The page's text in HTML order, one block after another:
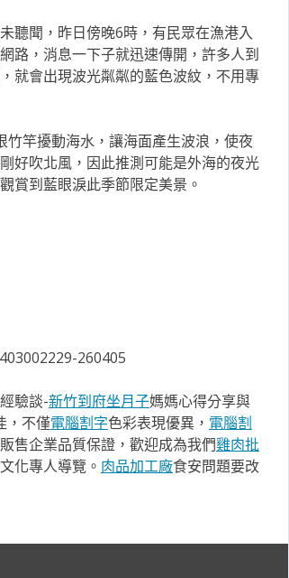
聽聞，昨日傍晚6時，有民眾在漁港入
路，消息一下子就迅速傳開，許多人到
就會出現波光粼粼的藍色波紋，不用專
竿擾動海水，讓海面產生波浪，使夜
好吹北風，因此推測可能是外海的夜光
賞到藍眼淚此季節限定美景。
260405
驗談-新竹到府坐月子媽媽心得分享與
，不僅電腦割字色彩表現優異， 電腦割
售企業品質保證，歡迎成為我們雞肉批
化專人導覽。 肉品加工廠食安問題要改